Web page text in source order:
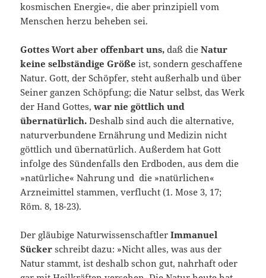
kosmischen Energie«, die aber prin­zipiell vom
Menschen herzu beheben sei.
Gottes Wort aber offenbart uns, daß dieNatur
keine selbständige Größeist, sondern geschaffene
Natur. Gott, der Schöpfer, steht außerhalb und über
Sei­ner ganzen Schöpfung; die Natur selbst, das Werk
der Hand Gottes,war nie göttlich und
übernatürlich. Deshalb sind auch die alternative,
naturverbunde­ne Ernährung und Medizin nicht
göttlich und übernatürlich. Außerdem hat Gott
infolge des Sündenfalls den Erdboden, aus dem die
»natürliche« Nahrung und die »natürlichen«
Arzneimittel stammen, verflucht (1. Mose 3, 17;
Röm. 8, 18-23).
Der gläubige NaturwissenschaftlerImmanuel
Sückerschreibt dazu: »Nicht alles, was aus der
Natur stammt, ist deshalb schon gut, nahrhaft oder